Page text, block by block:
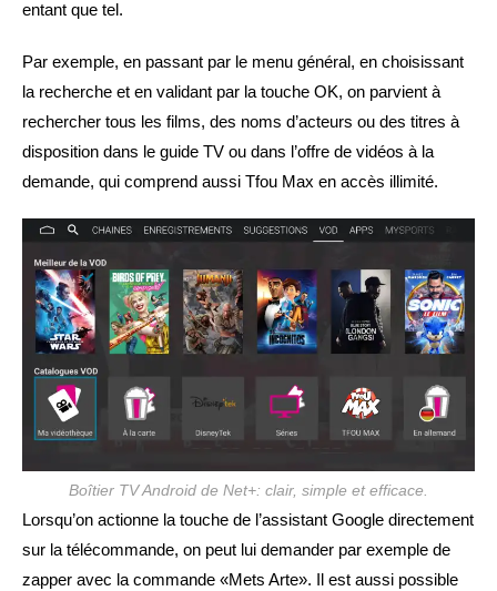
entant que tel.
Par exemple, en passant par le menu général, en choisissant
la recherche et en validant par la touche OK, on parvient à
rechercher tous les films, des noms d’acteurs ou des titres à
disposition dans le guide TV ou dans l’offre de vidéos à la
demande, qui comprend aussi Tfou Max en accès illimité.
Boîtier TV Android de Net+: clair, simple et efficace.
Lorsqu’on actionne la touche de l’assistant Google directement
sur la télécommande, on peut lui demander par exemple de
zapper avec la commande «Mets Arte». Il est aussi possible